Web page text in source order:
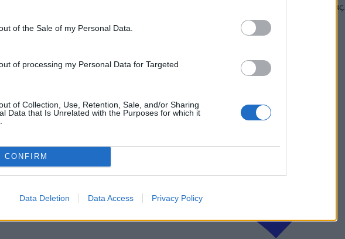
of the Sale of my Personal Data.
of processing my Personal Data for Targeted
of Collection, Use, Retention, Sale, and/or Sharing
Data that Is Unrelated with the Purposes for which it
CONFIRM
Data Deletion Data Access Privacy Policy
τα τεχνολογικά νέα, ή προσθέστε μας στον RSS feed reader και στα social media σας.